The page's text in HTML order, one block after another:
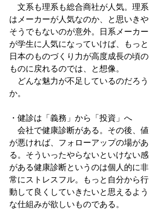
文系も理系も総合商社が人気。理系
はメーカーが人気なのか、と思いきや
そうでもないのが意外。日系メーカー
が学生に人気になっていけば、もっと
日本のものづくり力が高度成長の頃の
ものに戻れるのでは、と想像。
どんな魅力が不足しているのだろう
か。
・健診は「義務」から「投資」へ
会社で健康診断がある。その後、値
が悪ければ、フォローアップの場があ
る。そういったやらないといけない感
がある健康診断というのは個人的に非
常にストレスフル。もっと自分から行
動して良くしていきたいと思えるよう
な仕組みが欲しいものである。